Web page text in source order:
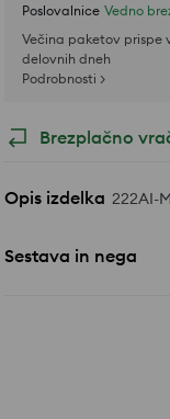
Poslovalnice Vedno
Večina paketov prispe
delovnih dneh
Podrobnosti >
Brezplačno
Opis izdelka 222AI-
Sestava in nega